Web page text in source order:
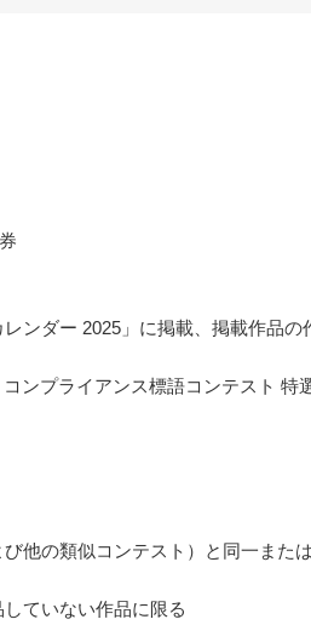
ンダー 2025」に掲載、掲載作品の
ンプライアンス標語コンテスト 特
他の類似コンテスト）と同一また
ていない作品に限る